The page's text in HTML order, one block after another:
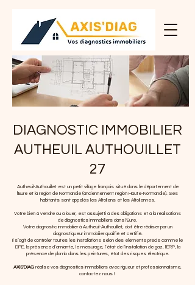
DIAGNOSTIC IMMOBILIER
AUTHEUIL AUTHOUILLET
27
Autheuil-Authouillet est un petit village français situé dans le département de
l'Eure et la région de Normandie (anciennement région Haute-Normandie). Ses
habitants sont appelés les Altoliens et les Altoliennes.
Votre bien à vendre ou à louer, est assujetti à des obligations et à la réalisations
de diagnostics immobiliers dans l'Eure.
Votre diagnostic immobilier à Autheuil-Authouillet, doit être réaliser par un
diagnostiqueur immobilier qualifié et certifié.
Il s’agit de contrôler toutes les installations selon des éléments précis comme le
DPE, la présence d’amiante, le mesurage, l’état de l’installation de gaz, l'ERP, la
présence de plomb dans les peintures, état des risques électrique.
AXIS'DIAG réalise vos diagnostics immobiliers avec rigueur et professionnalisme,
contactez nous !